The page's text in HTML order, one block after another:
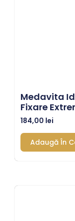
Medavita
Fixare
184,00 lei
Adaugă În